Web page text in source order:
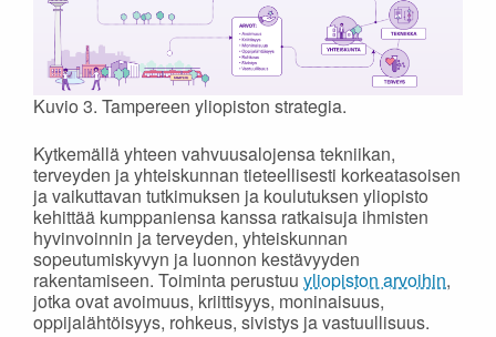
Kuvio 3. Tampereen yliopiston strategia.
Kytkemällä yhteen vahvuusalojensa tekniikan,
terveyden ja yhteiskunnan tieteellisesti korkeatasoisen
ja vaikuttavan tutkimuksen ja koulutuksen yliopisto
kehittää kumppaniensa kanssa ratkaisuja ihmisten
hyvinvoinnin ja terveyden, yhteiskunnan
sopeutumiskyvyn ja luonnon kestävyyden
rakentamiseen. Toiminta perustuu yliopiston arvoihin,
jotka ovat avoimuus, kriittisyys, moninaisuus,
oppijalähtöisyys, rohkeus, sivistys ja vastuullisuus.